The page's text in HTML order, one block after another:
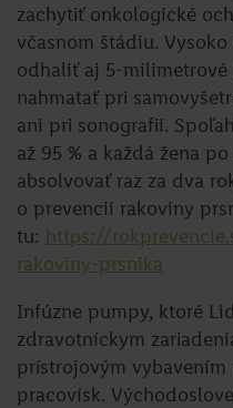
zachytiť onkologické
včasnom štádiu.
odhaliť aj 5-milimetrové
nahmatať pri
ani pri sonografii.
až 95 % a každá žena
absolvovať raz za dva
o prevencii rakoviny
tu: https://
rakoviny-prsnika
Infúzne pumpy, ktoré
zdravotníckym
prístrojovým
pracovísk.